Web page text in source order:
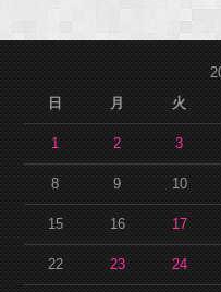
日
月 火
1 2 3
8 9 10
15 16 17
22 23 24